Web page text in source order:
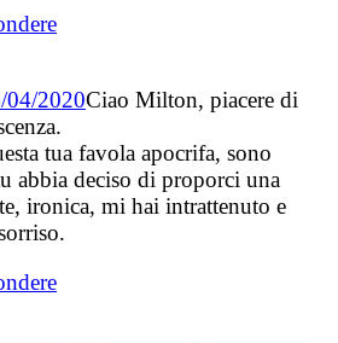
04/2020Ciao Milton, piacere di
tua favola apocrifa, sono
abbia deciso di proporci una
ironica, mi hai intrattenuto e